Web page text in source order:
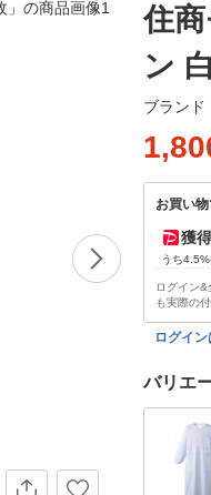
住
ン
ブランド
お買い
獲得
うち4.5%
ログイン
も実際の
ログイ
バリエ